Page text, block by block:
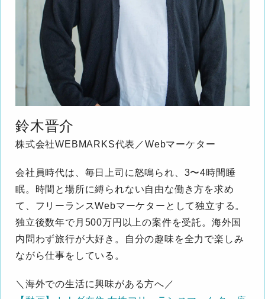
鈴木晋介
株式会社WEBMARKS代表／Webマーケター
会社員時代は、毎日上司に怒鳴られ、3〜4時間睡
眠。時間と場所に縛られない自由な働き方を求め
て、フリーランスWebマーケターとして独立する。
独立後数年で月500万円以上の案件を受託。海外国
内問わず旅行が大好き。自分の趣味を全力で楽しみ
ながら仕事をしている。
＼海外での生活に興味がある方へ／